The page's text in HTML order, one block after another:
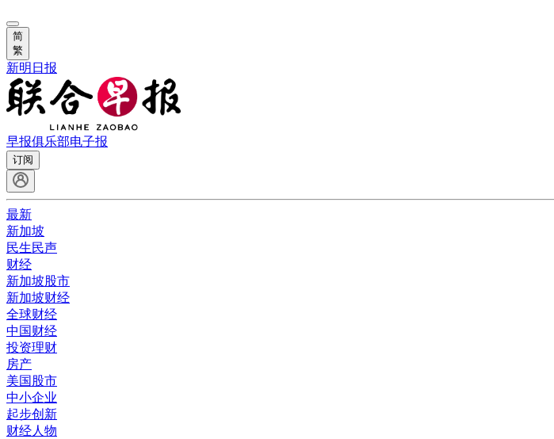
简
繁
新明日报
早报俱乐部电子报
订阅
最新
新加坡
民生民声
财经
新加坡股市
新加坡财经
全球财经
中国财经
投资理财
房产
美国股市
中小企业
起步创新
财经人物